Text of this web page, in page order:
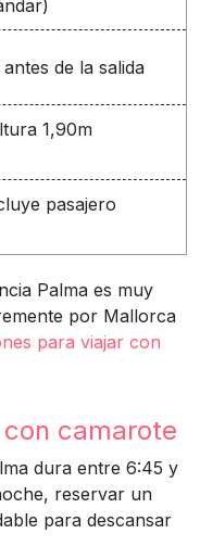
de la salida
1,90m
pasajero
Palma es muy
por Mallorca
para viajar con
camarote
dura entre 6:45 y
reservar un
para descansar